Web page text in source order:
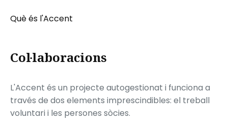
Què és l'Accent
Col·laboracions
L'Accent és un projecte autogestionat i funciona a
través de dos elements imprescindibles: el treball
voluntari i les persones sòcies.